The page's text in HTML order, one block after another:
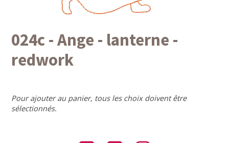
024c - Ange - lanterne -
redwork
Pour ajouter au panier, tous les choix doivent être
sélectionnés.